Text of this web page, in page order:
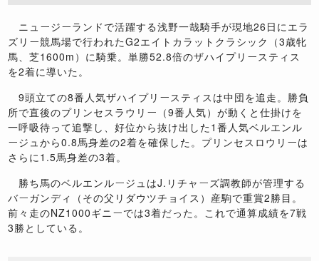
ニュージーランドで活躍する浅野一哉騎手が現地26日にエラ
ズリー競馬場で行われたG2エイトカラットクラシック（3歳牝
馬、芝1600m）に騎乗。単勝52.8倍のザハイプリースティス
を2着に導いた。
9頭立ての8番人気ザハイプリースティスは中団を追走。勝負
所で直後のプリンセスラウリー（9番人気）が動くと仕掛けを
一呼吸待って追撃し、好位から抜け出した1番人気ベルエンル
ージュから0.8馬身差の2着を確保した。プリンセスロウリーは
さらに1.5馬身差の3着。
勝ち馬のベルエンルージュはJ.リチャーズ調教師が管理する
バーガンディ（その父リダウツチョイス）産駒で重賞2勝目。
前々走のNZ1000ギニーでは3着だった。これで通算成績を7戦
3勝としている。